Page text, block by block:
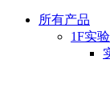
所有产品
1F实